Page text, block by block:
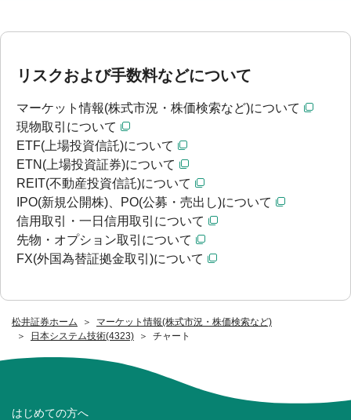
松井証券ホーム
マーケット情報(株式市況・株価検索など)
日本システム技術(4323)
チャート
リスクおよび手数料などについて
マーケット情報(株式市況・株価検索など)について
現物取引について
ETF(上場投資信託)について
ETN(上場投資証券)について
REIT(不動産投資信託)について
IPO(新規公開株)、PO(公募・売出し)について
信用取引・一日信用取引について
先物・オプション取引について
FX(外国為替証拠金取引)について
はじめての方へ